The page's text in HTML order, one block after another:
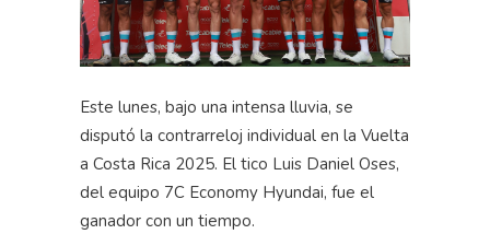
Este lunes, bajo una intensa lluvia, se
disputó la contrarreloj individual en la Vuelta
a Costa Rica 2025. El tico Luis Daniel Oses,
del equipo 7C Economy Hyundai, fue el
ganador con un tiempo.